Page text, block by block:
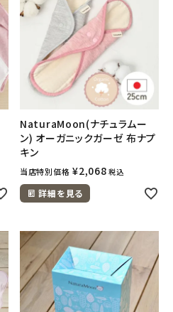
NaturaMoon(ナチュラムー
ン) オーガニックガーゼ 布ナプ
キン
当店特別価格 ¥2,068 税込
詳細を見る